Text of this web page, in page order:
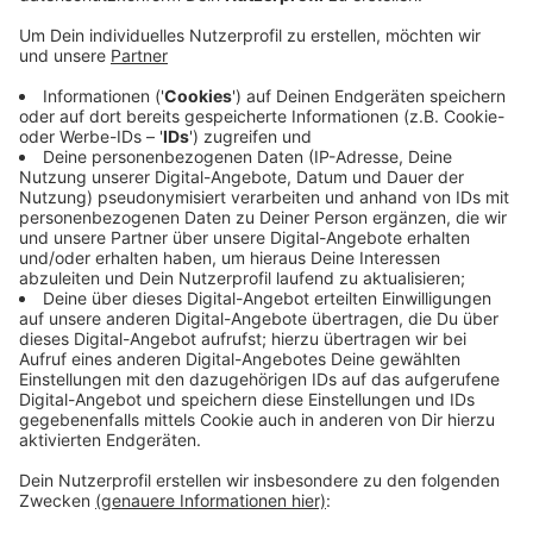
Anzeige
Dort, wo jetzt noch Autos parken, soll eine
verkehrsfreie Zone vor der Burgruine entstehen. Auf
der Wiese vor der Kirche werden Parkplätze angelegt.
Auf dem Kirchvorplatz werden Fahrradständer
aufgestellt und eine Ladestation für E-Bikes.
Ansonsten werden Wege barrierefrei angelegt und
umgebaut. Die Umbaumaßnahmen werden komplett
gefördert. Die Sanierung der Burgruine selbst hat die
Stadt Wetter aber noch nicht bewilligt bekommen.
Anzeige